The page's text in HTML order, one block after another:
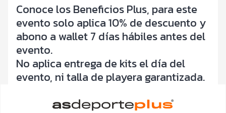
Conoce los Beneficios Plus, para este
evento solo aplica 10% de descuento y
abono a wallet 7 días hábiles antes del
evento.
No aplica entrega de kits el día del
evento, ni talla de playera garantizada.